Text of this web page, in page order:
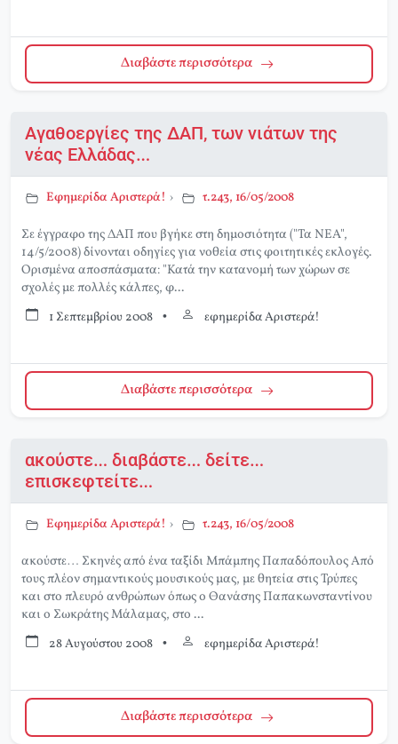
Διαβάστε περισσότερα
Αγαθοεργίες της ΔΑΠ, των νιάτων της
νέας Ελλάδας…
Εφημερίδα Αριστερά! › τ.243, 16/05/2008
Σε έγγραφο της ΔΑΠ που βγήκε στη δημοσιότητα ("Τα ΝΕΑ",
14/5/2008) δίνονται οδηγίες για νοθεία στις φοιτητικές εκλογές.
Ορισμένα αποσπάσματα: "Κατά την κατανομή των χώρων σε
σχολές με πολλές κάλπες, φ...
1 Σεπτεμβρίου 2008 • εφημερίδα Αριστερά!
Διαβάστε περισσότερα
ακούστε… διαβάστε… δείτε…
επισκεφτείτε…
Εφημερίδα Αριστερά! › τ.243, 16/05/2008
ακούστε… Σκηνές από ένα ταξίδι Μπάμπης Παπαδόπουλος Από
τους πλέον σημαντικούς μουσικούς μας, με θητεία στις Τρύπες
και στο πλευρό ανθρώπων όπως ο Θανάσης Παπακωνσταντίνου
και ο Σωκράτης Μάλαμας, στο ...
28 Αυγούστου 2008 • εφημερίδα Αριστερά!
Διαβάστε περισσότερα